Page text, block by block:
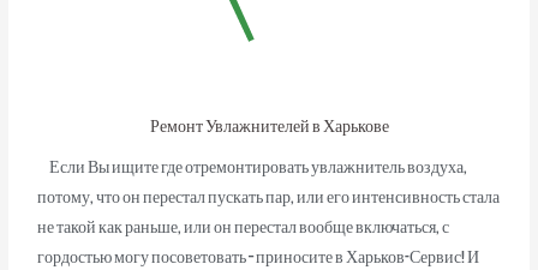
Ремонт Увлажнителей в Харькове
Если Вы ищите где отремонтировать увлажнитель воздуха,
потому, что он перестал пускать пар, или его интенсивность стала
не такой как раньше, или он перестал вообще включаться, с
гордостью могу посоветовать – приносите в Харьков-Сервис! И